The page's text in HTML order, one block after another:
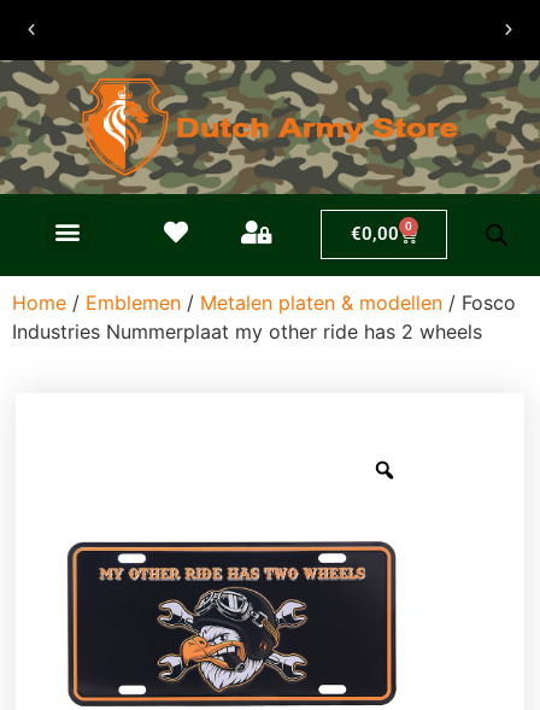
30 dagen
retouren
€0,00 0
Home / Emblemen / Metalen platen & modellen / Fosco
Industries Nummerplaat my other ride has 2 wheels